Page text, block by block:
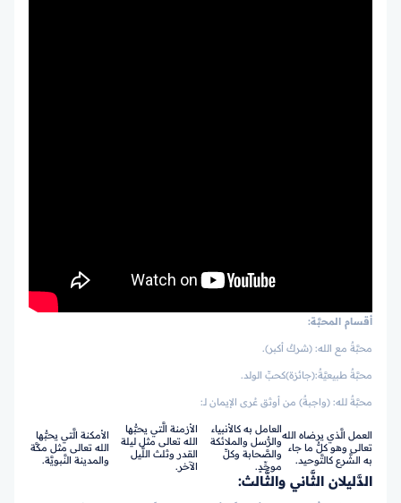
أقسام المحبَّة:
محبَّةٌ مع الله: (شركٌ أكبر).
محبَّةٌ طبيعيَّةٌ:(جائزة)كحبِّ الولد.
محبَّةٌ لله: (واجبةٌ) من أوثق عُرى الإيمان لـ:
العمل الَّذي يرضاه الله
تعالى وهو كلُّ ما جاء
به الشَّرع كالتَّوحيد.
العامل به كالأنبياء
والرُّسل والملائكة
والصَّحابة وكلِّ
موحِّدٍ.
الأزمنة الَّتي يحبُّها
الله تعالى مثل ليلة
القدر وثلث اللَّيل
الآخر.
الأمكنة الَّتي يحبُّها
الله تعالى مثل مكَّة
والمدينة النَّبويَّة.
الدَّليلان الثَّاني والثَّالث: